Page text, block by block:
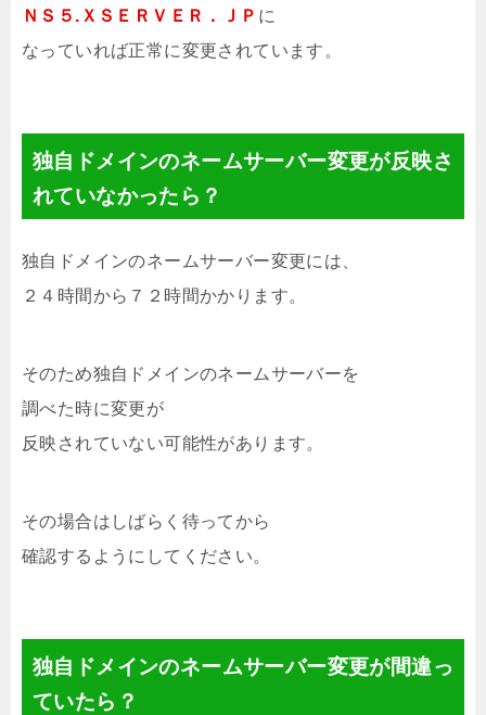
ＮＳ５.ＸＳＥＲＶＥＲ．ＪＰ に
なっていれば正常に変更されています。
独自ドメインのネームサーバー変更が反映さ
れていなかったら？
独自ドメインのネームサーバー変更には、
２４時間から７２時間かかります。
そのため独自ドメインのネームサーバーを
調べた時に変更が
反映されていない可能性があります。
その場合はしばらく待ってから
確認するようにしてください。
独自ドメインのネームサーバー変更が間違っ
ていたら？